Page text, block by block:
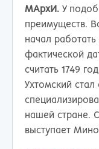
МАрхИ. У
преимуществ.
начал
фактической
считать 1749
Ухтомский
нашей стране.
выступает